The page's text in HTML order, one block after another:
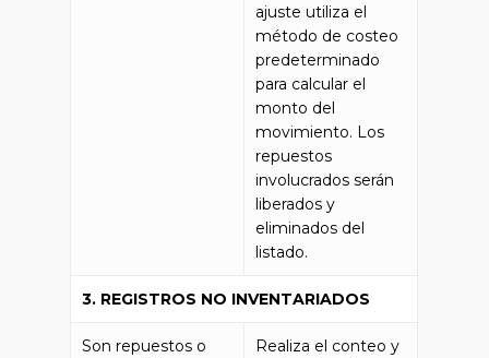
ajuste utiliza el
método de costeo
predeterminado
para calcular el
monto del
movimiento. Los
repuestos
involucrados serán
liberados y
eliminados del
listado.
3. REGISTROS NO INVENTARIADOS
Son repuestos o
Realiza el conteo y